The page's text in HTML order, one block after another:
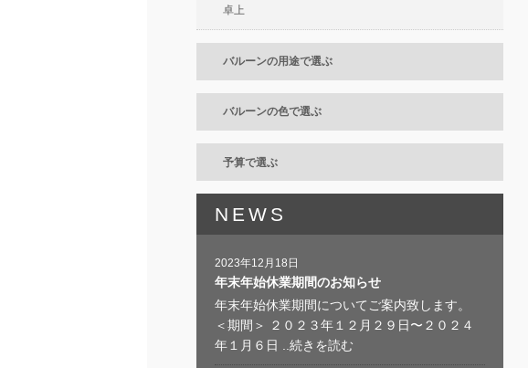
卓上
バルーンの用途で選ぶ
バルーンの色で選ぶ
予算で選ぶ
NEWS
2023年12月18日
年末年始休業期間のお知らせ
年末年始休業期間についてご案内致します。
＜期間＞ ２０２３年１２月２９日〜２０２４
年１月６日 ..続きを読む